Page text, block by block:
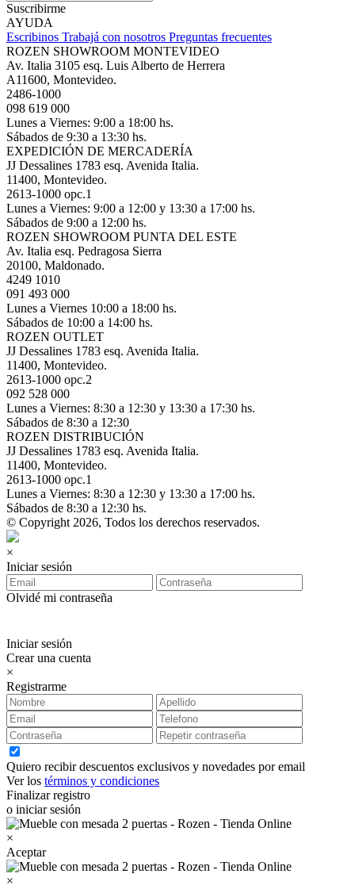
Suscribirme
AYUDA
Escribinos Trabajá con nosotros Preguntas frecuentes
ROZEN SHOWROOM MONTEVIDEO
Av. Italia 3105 esq. Luis Alberto de Herrera
A11600, Montevideo.
2486-1000
098 619 000
Lunes a Viernes: 9:00 a 18:00 hs.
Sábados de 9:30 a 13:30 hs.
EXPEDICIÓN DE MERCADERÍA
JJ Dessalines 1783 esq. Avenida Italia.
11400, Montevideo.
2613-1000 opc.1
Lunes a Viernes: 9:00 a 12:00 y 13:30 a 17:00 hs.
Sábados de 9:00 a 12:00 hs.
ROZEN SHOWROOM PUNTA DEL ESTE
Av. Italia esq. Pedragosa Sierra
20100, Maldonado.
4249 1010
091 493 000
Lunes a Viernes 10:00 a 18:00 hs.
Sábados de 10:00 a 14:00 hs.
ROZEN OUTLET
JJ Dessalines 1783 esq. Avenida Italia.
11400, Montevideo.
2613-1000 opc.2
092 528 000
Lunes a Viernes: 8:30 a 12:30 y 13:30 a 17:30 hs.
Sábados de 8:30 a 12:30
ROZEN DISTRIBUCIÓN
JJ Dessalines 1783 esq. Avenida Italia.
11400, Montevideo.
2613-1000 opc.1
Lunes a Viernes: 8:30 a 12:30 y 13:30 a 17:00 hs.
Sábados de 8:30 a 12:30 hs.
© Copyright 2026, Todos los derechos reservados.
×
Iniciar sesión
Olvidé mi contraseña
Iniciar sesión
Crear una cuenta
×
Registrarme
Quiero recibir descuentos exclusivos y novedades por email
Ver los términos y condiciones
Finalizar registro
o iniciar sesión
×
Aceptar
×